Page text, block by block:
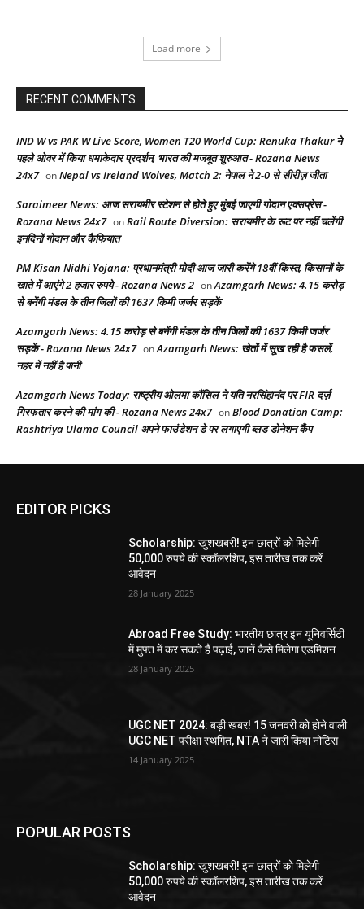
Load more
RECENT COMMENTS
IND W vs PAK W Live Score, Women T20 World Cup: Renuka Thakur ने
पहले ओवर में किया धमाकेदार प्रदर्शन, भारत की मजबूत शुरुआत - Rozana News
24x7 onNepal vs Ireland Wolves, Match 2: नेपाल ने 2-0 से सीरीज़ जीता
Saraimeer News: आज सरायमीर स्टेशन से होते हुए मुंबई जाएगी गोदान एक्सप्रेस -
Rozana News 24x7 onRail Route Diversion: सरायमीर के रूट पर नहीं चलेंगी
इनदिनों गोदान और कैफियात
PM Kisan Nidhi Yojana: प्रधानमंत्री मोदी आज जारी करेंगे 18वीं किस्त, किसानों के
खाते में आएंगे 2 हजार रुपये - Rozana News 2 onAzamgarh News: 4.15 करोड़
से बनेंगी मंडल के तीन जिलों की 1637 किमी जर्जर सड़कें
Azamgarh News: 4.15 करोड़ से बनेंगी मंडल के तीन जिलों की 1637 किमी जर्जर
सड़कें - Rozana News 24x7 onAzamgarh News: खेतों में सूख रही है फसलें,
नहर में नहीं है पानी
Azamgarh News Today: राष्ट्रीय ओलमा कौंसिल ने यति नरसिंहानंद पर FIR दर्ज़
गिरफतार करने की मांग की - Rozana News 24x7 onBlood Donation Camp:
Rashtriya Ulama Council अपने फाउंडेशन डे पर लगाएगी ब्लड डोनेशन कैंप
EDITOR PICKS
Scholarship: खुशखबरी! इन छात्रों को मिलेगी
50,000 रुपये की स्कॉलरशिप, इस तारीख तक करें
आवेदन
28 January 2025
Abroad Free Study: भारतीय छात्र इन यूनिवर्सिटी
में मुफ्त में कर सकते हैं पढ़ाई, जानें कैसे मिलेगा एडमिशन
28 January 2025
UGC NET 2024: बड़ी खबर! 15 जनवरी को होने वाली
UGC NET परीक्षा स्थगित, NTA ने जारी किया नोटिस
14 January 2025
POPULAR POSTS
Scholarship: खुशखबरी! इन छात्रों को मिलेगी
50,000 रुपये की स्कॉलरशिप, इस तारीख तक करें
आवेदन